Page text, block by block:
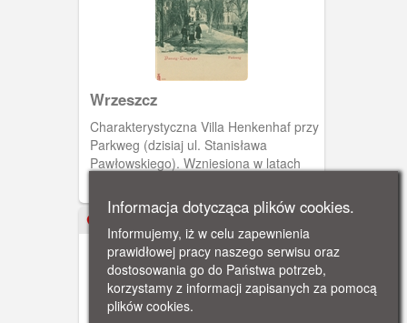
Wrzeszcz
Charakterystyczna Villa Henkenhaf przy
Parkweg (dzisiaj ul. Stanisława
Pawłowskiego). Wzniesiona w latach
Johanna Friedricha Hankenhafa.
Zaprojektował on między innymi
elektrownię miejską na Ołowiance i
Dom Zdrojowy w Helu.
ok. 1900
Informacja dotycząca plików cookies.
Informujemy, iż w celu zapewnienia
prawidłowej pracy naszego serwisu oraz
dostosowania go do Państwa potrzeb,
korzystamy z informacji zapisanych za pomocą
plików cookies.